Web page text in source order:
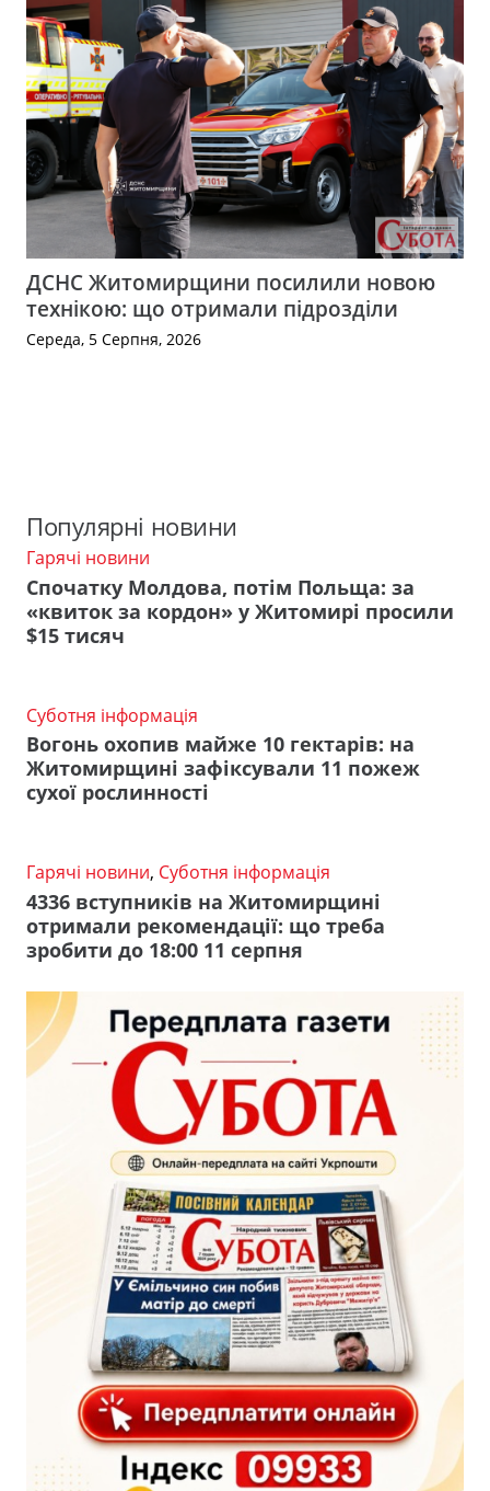
ДСНС Житомирщини посилили новою
технікою: що отримали підрозділи
Середа, 5 Серпня, 2026
Популярні новини
Гарячі новини
Спочатку Молдова, потім Польща: за
«квиток за кордон» у Житомирі просили
$15 тисяч
Суботня інформація
Вогонь охопив майже 10 гектарів: на
Житомирщині зафіксували 11 пожеж
сухої рослинності
Гарячі новини, Суботня інформація
4336 вступників на Житомирщині
отримали рекомендації: що треба
зробити до 18:00 11 серпня